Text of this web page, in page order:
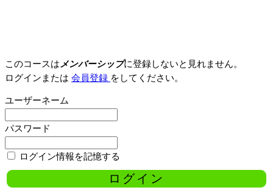
このコースはメンバーシップに登録しないと見れません。
ログインまたは 会員登録 をしてください。
ユーザーネーム
パスワード
ログイン情報を記憶する